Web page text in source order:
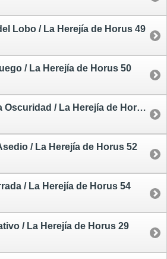
Lobo / La Herejía de Horus 49
/ La Herejía de Horus 50
Esclavos de la Oscuridad / La Herejía de Horus 51
/ La Herejía de Horus 52
/ La Herejía de Horus 54
/ La Herejía de Horus 29